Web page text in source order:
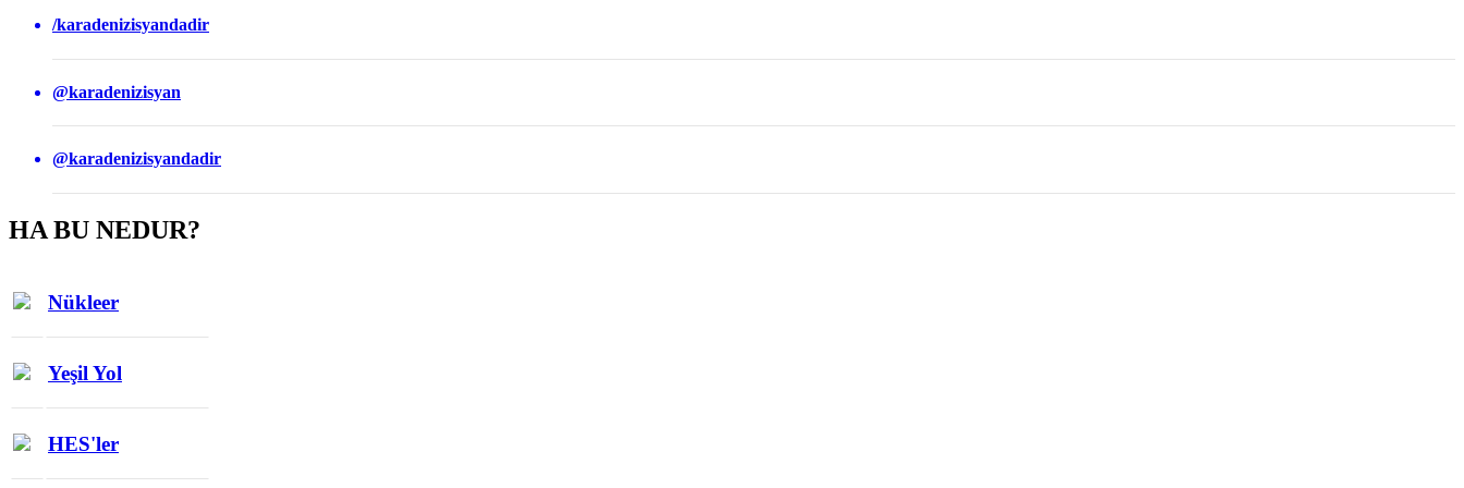
/karadenizisyandadir
@karadenizisyan
@karadenizisyandadir
HA BU NEDUR?
Nükleer
Yeşil Yol
HES'ler